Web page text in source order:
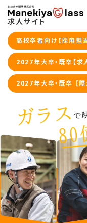
求人サイト
高校卒者向け【採用担
2027年大卒・既卒【求
2027年大卒・既卒 【